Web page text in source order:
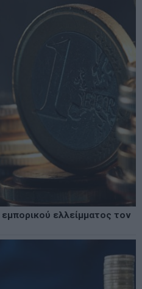
ελλείμματος τον